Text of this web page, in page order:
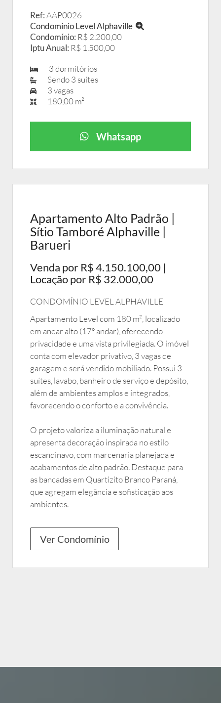
Ref:AAP0026
Condomínio Level Alphaville
Condomínio: R$ 2.200,00
Iptu Anual: R$ 1.500,00
3 dormitórios
Sendo 3 suítes
3 vagas
180,00 m²
Whatsapp
Apartamento Alto Padrão |
Sítio Tamboré Alphaville |
Barueri
Venda por R$ 4.150.100,00 |
Locação por R$ 32.000,00
CONDOMÍNIO LEVEL ALPHAVILLE
Apartamento Level com 180 m², localizado
em andar alto (17º andar), oferecendo
privacidade e uma vista privilegiada. O imóvel
conta com elevador privativo, 3 vagas de
garagem e será vendido mobiliado. Possui 3
suítes, lavabo, banheiro de serviço e depósito,
além de ambientes amplos e integrados,
favorecendo o conforto e a convivência.
O projeto valoriza a iluminação natural e
apresenta decoração inspirada no estilo
escandinavo, com marcenaria planejada e
acabamentos de alto padrão. Destaque para
as bancadas em Quartizito Branco Paraná,
que agregam elegância e sofisticação aos
ambientes.
Ver Condomínio